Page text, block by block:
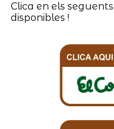
Clica en els
disponibles !